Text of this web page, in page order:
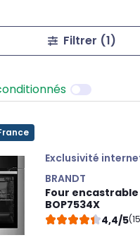
Filtrer (1)
Exclusivité
BRANDT
Four encastrable
BOP7534X
4,4/5